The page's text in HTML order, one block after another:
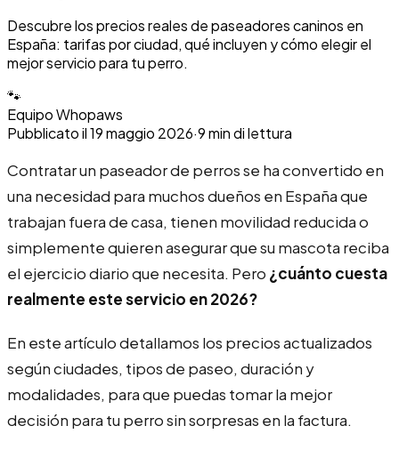
Descubre los precios reales de paseadores caninos en
España: tarifas por ciudad, qué incluyen y cómo elegir el
mejor servicio para tu perro.
🐾
Equipo Whopaws
Pubblicato il19 maggio 2026·9min di lettura
Contratar un paseador de perros se ha convertido en
una necesidad para muchos dueños en España que
trabajan fuera de casa, tienen movilidad reducida o
simplemente quieren asegurar que su mascota reciba
el ejercicio diario que necesita. Pero ¿cuánto cuesta
realmente este servicio en 2026?
En este artículo detallamos los precios actualizados
según ciudades, tipos de paseo, duración y
modalidades, para que puedas tomar la mejor
decisión para tu perro sin sorpresas en la factura.